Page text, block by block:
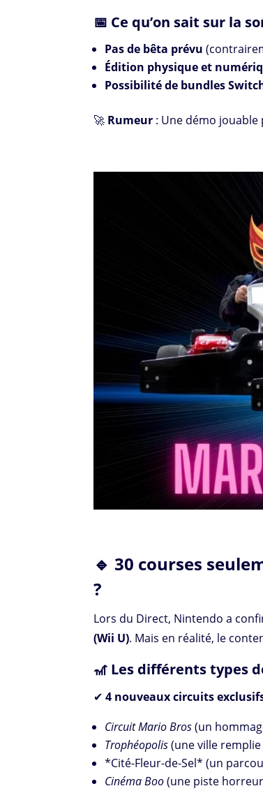
📅 Ce qu’on sait sur la
Pas de bêta prévu
Édition physique et
Possibilité de bundles
🚀 Rumeur : Une démo
🔹 30 courses
?
Lors du Direct, Nintendo a
(Wii U). Mais en réalité, le
🎢 Les différents types
✔4 nouveaux circuits
Circuit Mario Bros(un
Trophéopolis(une ville
*Cité-Fleur-de-Sel* (un
Cinéma Boo(une piste